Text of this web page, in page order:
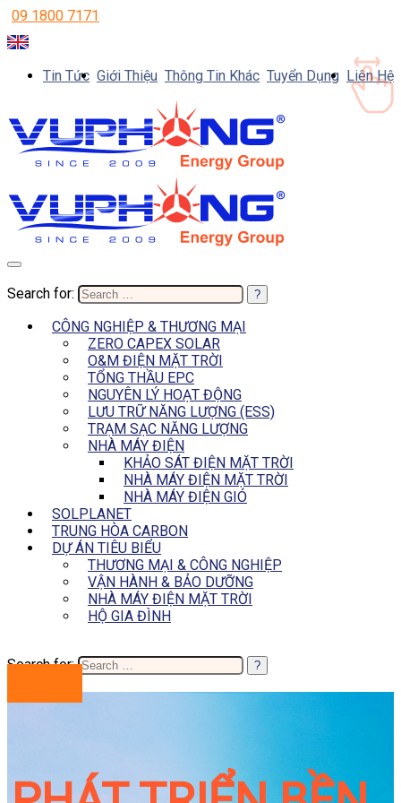
09 1800 7171
Tin Tức Giới Thiệu Thông Tin Khác Tuyển Dụng Liên Hệ
Search for:
CÔNG NGHIỆP & THƯƠNG MẠI
ZERO CAPEX SOLAR
O&M ĐIỆN MẶT TRỜI
TỔNG THẦU EPC
NGUYÊN LÝ HOẠT ĐỘNG
LƯU TRỮ NĂNG LƯỢNG (ESS)
TRẠM SẠC NĂNG LƯỢNG
NHÀ MÁY ĐIỆN
KHẢO SÁT ĐIỆN MẶT TRỜI
NHÀ MÁY ĐIỆN MẶT TRỜI
NHÀ MÁY ĐIỆN GIÓ
SOLPLANET
TRUNG HÒA CARBON
DỰ ÁN TIÊU BIỂU
THƯƠNG MẠI & CÔNG NGHIỆP
VẬN HÀNH & BẢO DƯỠNG
NHÀ MÁY ĐIỆN MẶT TRỜI
HỘ GIA ĐÌNH
Search for: